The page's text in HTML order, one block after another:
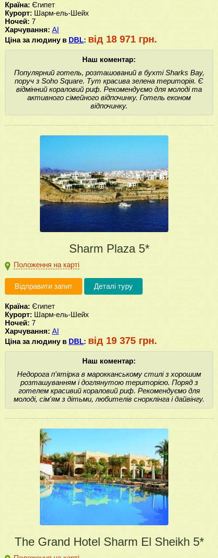
Країна: Єгипет
Курорт: Шарм-ель-Шейх
Ночей: 7
Харчування: AI
Ціна за людину в DBL: від 18 971 грн.
Наш коментар:
Популярний готель, розташований в бухті Sharks Bay,
поруч з Soho Square. Тут красива зелена територія. Є
відмінний кораловий риф. Рекомендуємо для молоді та
активного сімейного відпочинку. Готель економ
відпочинку.
Sharm Plaza 5*
Положення на карті
Відправити запит Деталі туру
Країна: Єгипет
Курорт: Шарм-ель-Шейх
Ночей: 7
Харчування: AI
Ціна за людину в DBL: від 19 375 грн.
Наш коментар:
Недорога п'ятірка в марокканському стилі з хорошим
розташуванням і доглянутою територією. Поряд з
готелем красивий кораловий риф. Рекомендуємо для
молоді, сім'ям з дітьми, любителів снорклінга і дайвінгу.
The Grand Hotel Sharm El Sheikh 5*